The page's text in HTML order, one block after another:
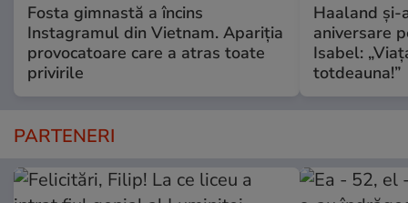
Fosta gimnastă a încins
Instagramul din Vietnam. Apariția
provocatoare care a atras toate
privirile
Haaland
aniversare
Isabel:
totdeauna!”
PARTENERI